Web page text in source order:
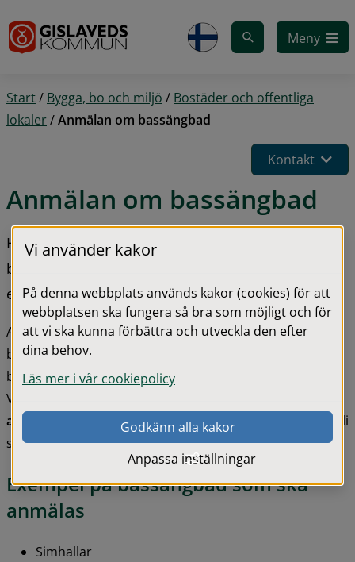
Meny
Start/ Bygga, bo och miljö / Bostäder och offentliga
lokaler/Anmälan om bassängbad
Kontakt
Anmälan om bassängbad
Här hittar du som driver eller vill driva ett
bassängbad information om anmälan, tillsyn och
egenkontroll.
Anmälningsplikt gäller för verksamheter med
bassängbad som är öppna för allmänheten eller
bassänger som används av många människor.
Verksamheten får
anmälan
har lämnats in. Vid utebliven anmälan kan du bli
skyldig att betala en miljösanktionsavgift.
Exempel på bassängbad som ska
anmälas
Simhallar
Vi använder kakor
På denna webbplats används kakor (cookies) för att
webbplatsen ska fungera så bra som möjligt och för
att vi ska kunna förbättra och utveckla den efter
dina behov.
Läs mer i vår cookiepolicy
Godkänn alla kakor
Anpassa inställningar